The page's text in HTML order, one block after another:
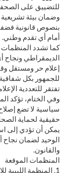
للتضييق على
وضمان بيئة
بنصوص قانونية
أمام أي تقدم وطني.
كما تشدد المنظمات
الديمقراطي ونجاح
إعلام حر ومستقل
للجمهور بكل
تفتقر للتعددية
وفي الختام، تؤكد
سياسية لا تضع
حقيقية لحماية
يمكن أن تؤدي إلى
الوحيد لضمان
والقانون.
المنظمات الموقعة
1. المنظمة الليبية للإعلام المستقل